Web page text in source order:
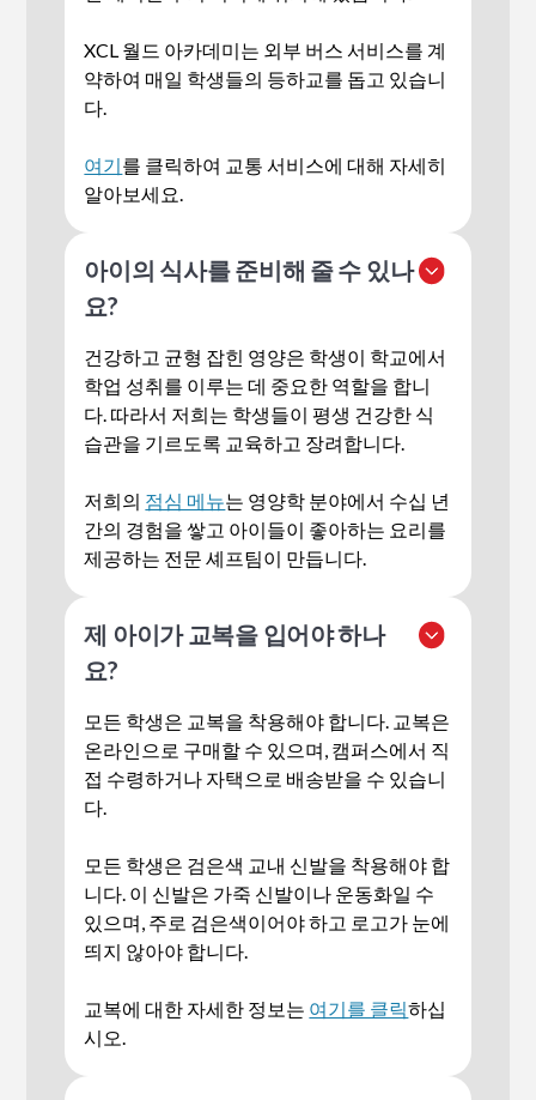
XCL 월드 아카데미는 외부 버스 서비스를 계
약하여 매일 학생들의 등하교를 돕고 있습니
다.
여기를 클릭하여 교통 서비스에 대해 자세히
알아보세요.
아이의 식사를 준비해 줄 수 있나
요?
건강하고 균형 잡힌 영양은 학생이 학교에서
학업 성취를 이루는 데 중요한 역할을 합니
다. 따라서 저희는 학생들이 평생 건강한 식
습관을 기르도록 교육하고 장려합니다.
저희의 점심 메뉴는 영양학 분야에서 수십 년
간의 경험을 쌓고 아이들이 좋아하는 요리를
제공하는 전문 셰프팀이 만듭니다.
제 아이가 교복을 입어야 하나
요?
모든 학생은 교복을 착용해야 합니다. 교복은
온라인으로 구매할 수 있으며, 캠퍼스에서 직
접 수령하거나 자택으로 배송받을 수 있습니
다.
모든 학생은 검은색 교내 신발을 착용해야 합
니다. 이 신발은 가죽 신발이나 운동화일 수
있으며, 주로 검은색이어야 하고 로고가 눈에
띄지 않아야 합니다.
‍교복에 대한 자세한 정보는 여기를 클릭하십
시오.